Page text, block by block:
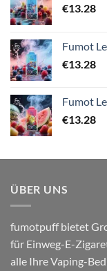
€13.28
Fumot
€13.28
Fumot
€13.28
ÜBER UNS
fumotpuff bietet
für Einweg-E-
alle Ihre Vaping-